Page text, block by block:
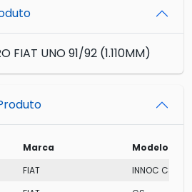
FIAT UNO 91/92 (1.110MM)
Marca
Modelo
FIAT
INNOC CSL I.E